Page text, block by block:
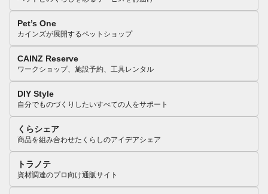
Pet’s One
カインズが展開するペットショップ
CAINZ Reserve
ワークショップ、施設予約、工具レンタル
DIY Style
自分でものづくりしたいすべての人をサポート
くらシェア
商品を組み合わせたくらしのアイデアシェア
トラノテ
資材調達のプロ向け通販サイト